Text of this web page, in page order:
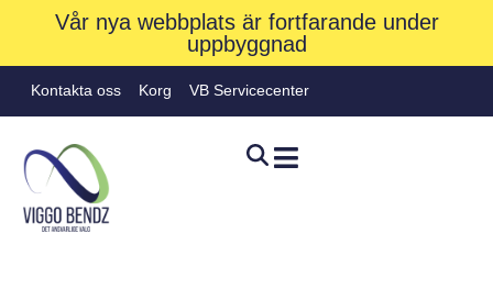
Vår nya webbplats är fortfarande under
uppbyggnad
Kontakta oss Korg VB Servicecenter